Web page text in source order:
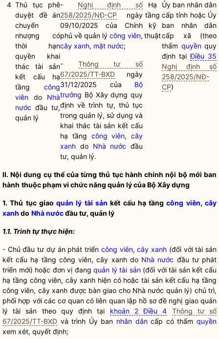
4 Thủ tục phê
duyệt đề án
chuyển
nhượng có
thời hạn
quyền khai
thác tài sản
kết cấu hạ
tầng công
viên do Nhà
nước đầu tư,
quản lý
- Nghị định số
258/2025/NĐ-CP ngày
09/10/2025 của Chính
phủ về quản lý công viên,
cây xanh, mặt nước;
- Thông tư số
67/2025/TT-BXD ngày
31/12/2025 của Bộ
trưởng Bộ Xây dựng quy
định về trình tự, thủ tục
trong quản lý, sử dụng và
khai thác tài sản kết cấu
hạ tầng công viên, cây
xanh do Nhà nước đầu
tư, quản lý.
Hạ
tầng
kỹ
thuật
Ủy ban nhân dân
cấp tỉnh hoặc Ủy
ban nhân dân
cấp xã (theo
thẩm quyềnquy
định tạiĐiều 35
Nghị định số
258/2025/NĐ-
CP)
II. Nội dung cụ thể của từng thủ tục hành chính nội bộ mới ban
hành thuộc phạm vi chức năng quản lý của Bộ Xây dựng
1. Thủ tục giaoquản lý tài sản kết cấu hạ tầngcông viên,cây
xanh do Nhà nướcđầu tư, quản lý
1.1. Trình tự thực hiện:
- Chủ đầu tư dự án phát triển công viên,cây xanh (đối với tài sản
kết cấu hạ tầng công viên,cây xanhdo Nhà nước đầu tư phát
triển mới) hoặc đơn vị đangquản lý tài sản(đối với tài sản kết cấu
hạ tầng công viên,cây xanhhiện có hoặc tài sản kết cấu hạ tầng
công viên, cây xanh được bàn giao cho Nhà nước quản lý) chủ trì,
phối hợp với các cơ quan có liên quan lập hồ sơ đề nghị giao quản
lý tài sản theo quy định tại khoản 2 Điều 4
Thông tư số
67/2025/TT-BXD và trình Ủy ban nhân dâncấp có thẩmquyền
xem xét, quyết định;